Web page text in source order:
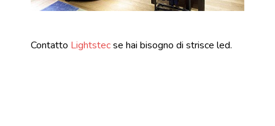
Contatto Lightstecse hai bisogno di strisce led.